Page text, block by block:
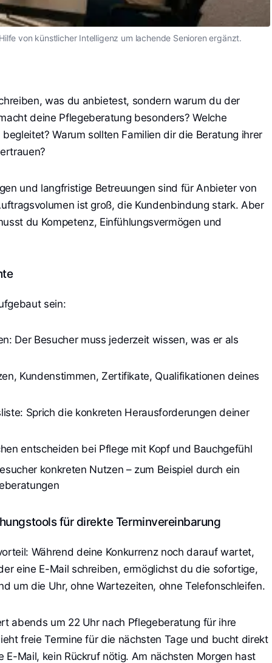
von künstlicher Intelligenz um lachende Senioren ergänzt.
was du anbietest, sondern warum du der
deine Pflegeberatung besonders? Welche
Warum sollten Familien dir die Beratung ihrer
und langfristige Betreuungen sind für Anbieter von
ist groß, die Kundenbindung stark. Aber
du Kompetenz, Einfühlungsvermögen und
sein:
Der Besucher muss jederzeit wissen, was er als
Kundenstimmen, Zertifikate, Qualifikationen deines
Sprich die konkreten Herausforderungen deiner
entscheiden bei Pflege mit Kopf und Bauchgefühl
konkreten Nutzen – zum Beispiel durch ein
für direkte Terminvereinbarung
Während deine Konkurrenz noch darauf wartet,
eine E-Mail schreiben, ermöglichst du die sofortige,
um die Uhr, ohne Wartezeiten, ohne Telefonschleifen.
abends um 22 Uhr nach Pflegeberatung für ihre
freie Termine für die nächsten Tage und bucht direkt
E-Mail, kein Rückruf nötig. Am nächsten Morgen hast